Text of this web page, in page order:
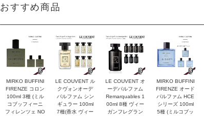
おすすめ商品
MIRKO BUFFINI
FIRENZE コロン
100ml 3種 (ミル
コブッフィーニ
フィレンツェ NO
LE COUVENT ル
クヴォンオーデ
パルファム シン
ギュラー 100ml
7種(香水 ヴィー
LE COUVENT オ
ーデパルファム
Remarquables 1
00ml 8種 ヴィー
ガンフレグラン
MIRKO BUFFINI
FIRENZE オード
パルファム HCE
シリーズ 100ml
5種 (ミルコブッ